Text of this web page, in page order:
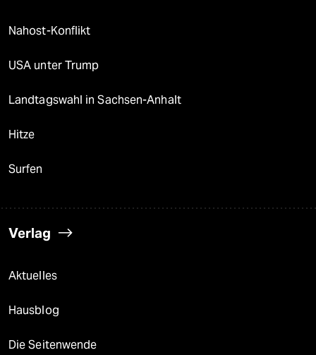
Nahost-Konflikt
USA unter Trump
Landtagswahl in Sachsen-Anhalt
Hitze
Surfen
Verlag
Aktuelles
Hausblog
Die Seitenwende